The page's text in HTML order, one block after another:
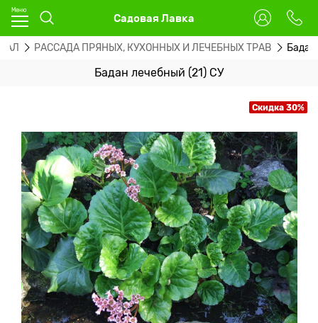
Садовая Лавка
РАССАДА ПРЯНЫХ, КУХОННЫХ И ЛЕЧЕБНЫХ ТРАВ
Бадан лечебный (21) СУ
Скидка 30%